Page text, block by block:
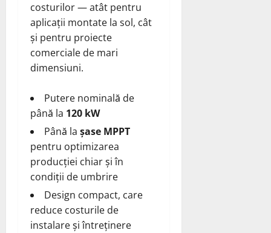
costurilor — atât pentru
aplicații montate la sol, cât
și pentru proiecte
comerciale de mari
dimensiuni.
Putere nominală de
până la 120 kW
Până la șase MPPT
pentru optimizarea
producției chiar și în
condiții de umbrire
Design compact, care
reduce costurile de
instalare și întreținere